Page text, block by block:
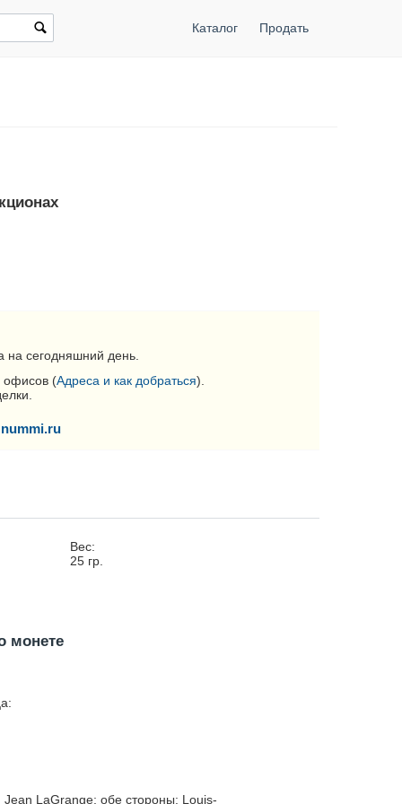
Каталог Продать
сегодняшний день.
офисов (Адреса и как добраться).
Вес:
25 гр.
монете
Jean LaGrange; обе стороны: Louis-